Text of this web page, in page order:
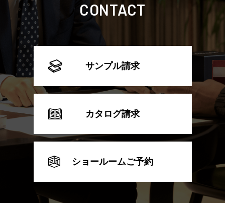
CONTACT
サンプル請求
カタログ請求
ショールームご予約